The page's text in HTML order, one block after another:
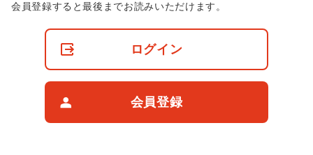
非
会員登録すると最後までお読みいただけます。
ログイン
会員登録